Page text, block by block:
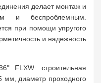
делает монтаж и
и беспроблемным.
при помощи упругого
и надежность
FLXW: строительная
мм, диаметр проходного